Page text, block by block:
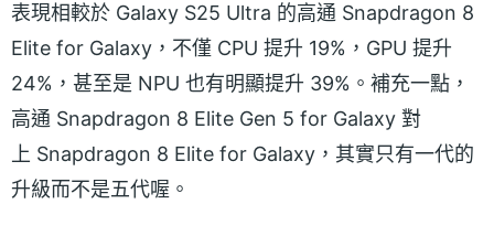
表現相較於 Galaxy S25 Ultra 的高通 Snapdragon 8
Elite for Galaxy，不僅 CPU 提升 19%，GPU 提升
24%，甚至是 NPU 也有明顯提升 39%。補充一點，
高通 Snapdragon 8 Elite Gen 5 for Galaxy 對
上 Snapdragon 8 Elite for Galaxy，其實只有一代的
升級而不是五代喔。